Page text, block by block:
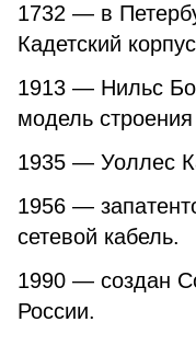
1732 — в
Кадетский
1913 — Нильс
модель
1935 — Уоллес
1956 —
сетевой кабель.
1990 — создан
России.